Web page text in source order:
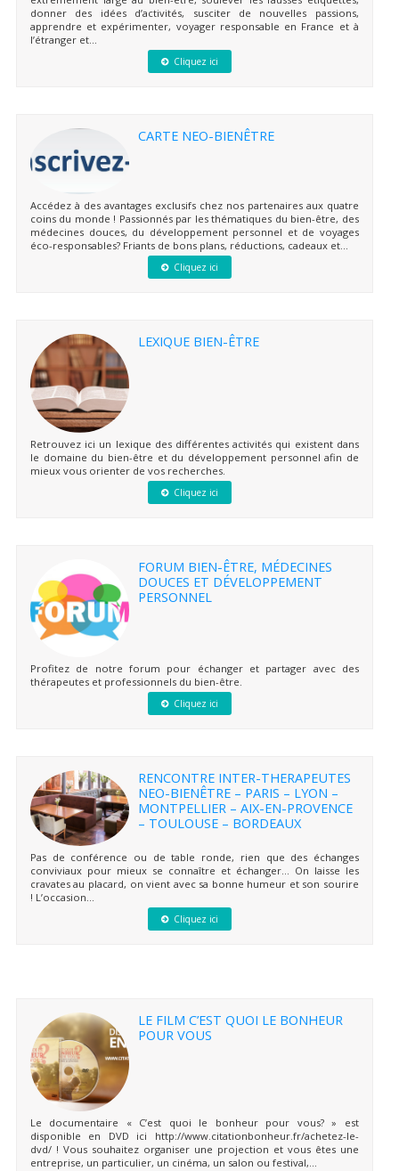
donner des idées d’activités, susciter de nouvelles passions,
apprendre et expérimenter, voyager responsable en France et à
l’étranger et...
Cliquez ici
CARTE NEO-BIENÊTRE
Accédez à des avantages exclusifs chez nos partenaires aux quatre
coins du monde ! Passionnés par les thématiques du bien-être, des
médecines douces, du développement personnel et de voyages
éco-responsables? Friants de bons plans, réductions, cadeaux et...
Cliquez ici
LEXIQUE BIEN-ÊTRE
Retrouvez ici un lexique des différentes activités qui existent dans
le domaine du bien-être et du développement personnel afin de
mieux vous orienter de vos recherches.
Cliquez ici
FORUM BIEN-ÊTRE, MÉDECINES
DOUCES ET DÉVELOPPEMENT
PERSONNEL
Profitez de notre forum pour échanger et partager avec des
thérapeutes et professionnels du bien-être.
Cliquez ici
RENCONTRE INTER-THERAPEUTES
NEO-BIENÊTRE – PARIS – LYON –
MONTPELLIER – AIX-EN-PROVENCE
– TOULOUSE – BORDEAUX
Pas de conférence ou de table ronde, rien que des échanges
conviviaux pour mieux se connaître et échanger… On laisse les
cravates au placard, on vient avec sa bonne humeur et son sourire
! L’occasion...
Cliquez ici
LE FILM C’EST QUOI LE BONHEUR
POUR VOUS
Le documentaire « C’est quoi le bonheur pour vous? » est
disponible en DVD ici http://www.citationbonheur.fr/achetez-le-
dvd/ ! Vous souhaitez organiser une projection et vous êtes une
entreprise, un particulier, un cinéma, un salon ou festival,...